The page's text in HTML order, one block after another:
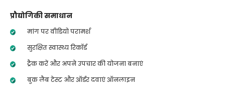
प्रौद्योगिकी समाधान
मांग पर वीडियो परामर्श
सुरक्षित स्वास्थ्य रिकॉर्ड
ट्रैक करें और अपने उपचार की योजना बनाएं
बुक लैब टेस्ट और ऑर्डर दवाएं ऑनलाइन